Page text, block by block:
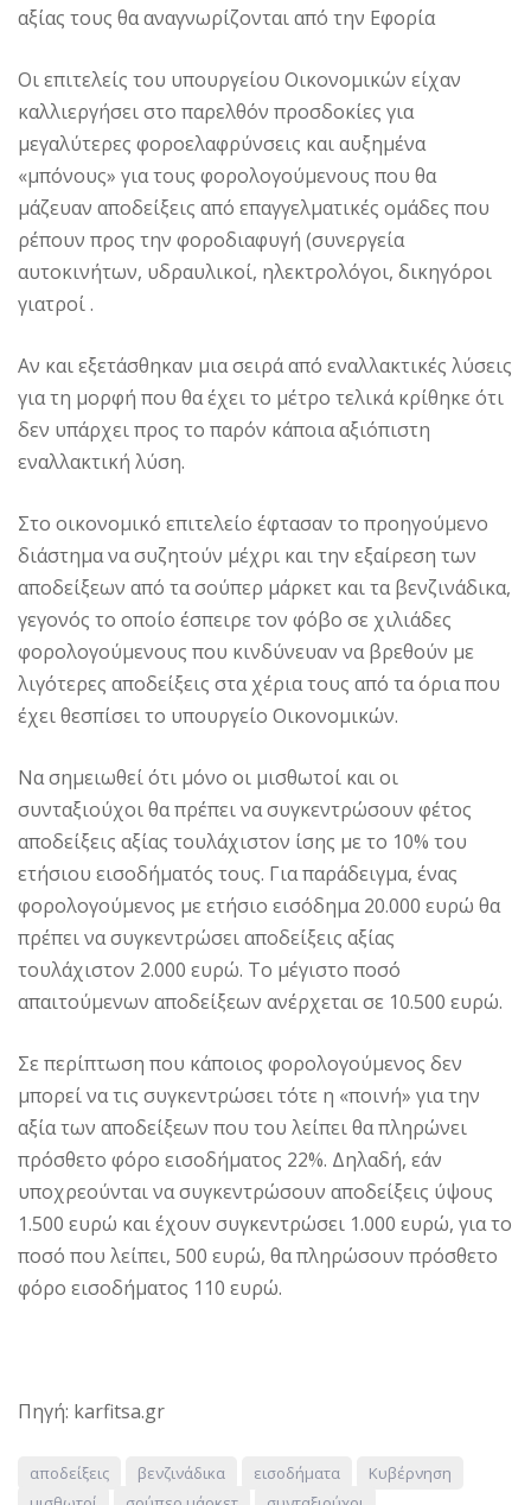
αξίας τους θα αναγνωρίζονται από την Εφορία
Οι επιτελείς του υπουργείου Οικονομικών είχαν
καλλιεργήσει στο παρελθόν προσδοκίες για
μεγαλύτερες φοροελαφρύνσεις και αυξημένα
«μπόνους» για τους φορολογούμενους που θα
μάζευαν αποδείξεις από επαγγελματικές ομάδες που
ρέπουν προς την φοροδιαφυγή (συνεργεία
αυτοκινήτων, υδραυλικοί, ηλεκτρολόγοι, δικηγόροι
γιατροί .
Αν και εξετάσθηκαν μια σειρά από εναλλακτικές λύσεις
για τη μορφή που θα έχει το μέτρο τελικά κρίθηκε ότι
δεν υπάρχει προς το παρόν κάποια αξιόπιστη
εναλλακτική λύση.
Στο οικονομικό επιτελείο έφτασαν το προηγούμενο
διάστημα να συζητούν μέχρι και την εξαίρεση των
αποδείξεων από τα σούπερ μάρκετ και τα βενζινάδικα,
γεγονός το οποίο έσπειρε τον φόβο σε χιλιάδες
φορολογούμενους που κινδύνευαν να βρεθούν με
λιγότερες αποδείξεις στα χέρια τους από τα όρια που
έχει θεσπίσει το υπουργείο Οικονομικών.
Να σημειωθεί ότι μόνο οι μισθωτοί και οι
συνταξιούχοι θα πρέπει να συγκεντρώσουν φέτος
αποδείξεις αξίας τουλάχιστον ίσης με το 10% του
ετήσιου εισοδήματός τους. Για παράδειγμα, ένας
φορολογούμενος με ετήσιο εισόδημα 20.000 ευρώ θα
πρέπει να συγκεντρώσει αποδείξεις αξίας
τουλάχιστον 2.000 ευρώ. Το μέγιστο ποσό
απαιτούμενων αποδείξεων ανέρχεται σε 10.500 ευρώ.
Σε περίπτωση που κάποιος φορολογούμενος δεν
μπορεί να τις συγκεντρώσει τότε η «ποινή» για την
αξία των αποδείξεων που του λείπει θα πληρώνει
πρόσθετο φόρο εισοδήματος 22%. Δηλαδή, εάν
υποχρεούνται να συγκεντρώσουν αποδείξεις ύψους
1.500 ευρώ και έχουν συγκεντρώσει 1.000 ευρώ, για το
ποσό που λείπει, 500 ευρώ, θα πληρώσουν πρόσθετο
φόρο εισοδήματος 110 ευρώ.
Πηγή: karfitsa.gr
αποδείξεις βενζινάδικα εισοδήματα
Κυβέρνηση